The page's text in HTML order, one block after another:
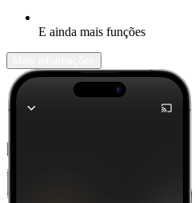
E ainda mais funções